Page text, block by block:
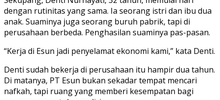
dengan rutinitas yang sama. Ia seorang istri dan ibu dua
anak. Suaminya juga seorang buruh pabrik, tapi di
perusahaan berbeda. Penghasilan suaminya pas-pasan.
“Kerja di Esun jadi penyelamat ekonomi kami,” kata Denti.
Denti sudah bekerja di perusahaan itu hampir dua tahun.
Di matanya, PT Esun bukan sekadar tempat mencari
nafkah, tapi ruang yang memberi kesempatan bagi